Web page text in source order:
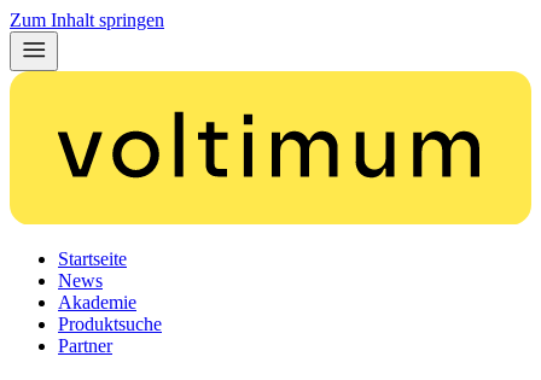
Zum Inhalt springen
Startseite
News
Akademie
Produktsuche
Partner